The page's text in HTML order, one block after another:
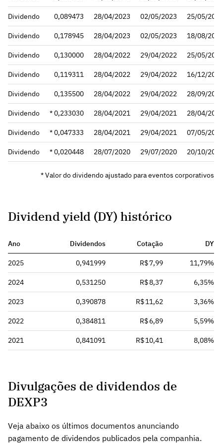
Dividendo 0,089473 28/04/2023 02/05/2023 25/05/
Dividendo 0,178945 28/04/2023 02/05/2023 18/08/
Dividendo 0,130000 28/04/2022 29/04/2022 25/05/
Dividendo 0,119311 28/04/2022 29/04/2022 16/12/
Dividendo 0,135500 28/04/2022 29/04/2022 28/09/
Dividendo * 0,233030 28/04/2021 29/04/2021 28/04/
Dividendo * 0,047333 28/04/2021 29/04/2021 07/05/
Dividendo * 0,020448 28/07/2020 29/07/2020 20/10/
* Valor do dividendo ajustado para eventos corporativos
Dividend yield (DY) histórico
Ano Dividendos Cotação DY
2025 0,941999 R$ 7,99 11,79%
2024 0,531250 R$ 8,37 6,35%
2023 0,390878 R$ 11,62 3,36%
2022 0,384811 R$ 6,89 5,59%
2021 0,841091 R$ 10,41 8,08%
Divulgações de dividendos de
DEXP3
Veja abaixo os últimos documentos anunciando
pagamento de dividendos publicados pela companhia.